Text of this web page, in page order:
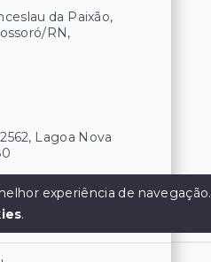
da Paixão,
RN,
Lagoa Nova
experiência de navegação.
.